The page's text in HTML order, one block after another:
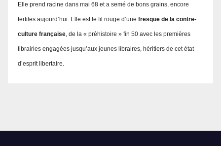
Elle prend racine dans mai 68 et a semé de bons grains, encore
fertiles aujourd’hui. Elle est le fil rouge d’une fresque de la contre-
culture française, de la « préhistoire » fin 50 avec les premières
librairies engagées jusqu’aux jeunes libraires, héritiers de cet état
d’esprit libertaire.